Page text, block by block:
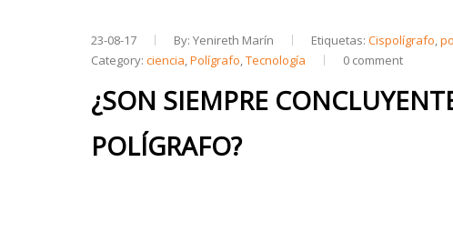
23-08-17 By: Yenireth Marín Etiquetas:Cispolígrafo,
Category:ciencia,Polígrafo,Tecnología 0 comment
¿SON SIEMPRE
POLÍGRAFO?